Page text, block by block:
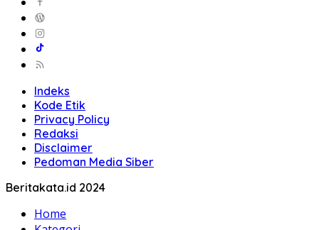
Indeks
Kode Etik
Privacy Policy
Redaksi
Disclaimer
Pedoman Media Siber
Beritakata.id 2024
Home